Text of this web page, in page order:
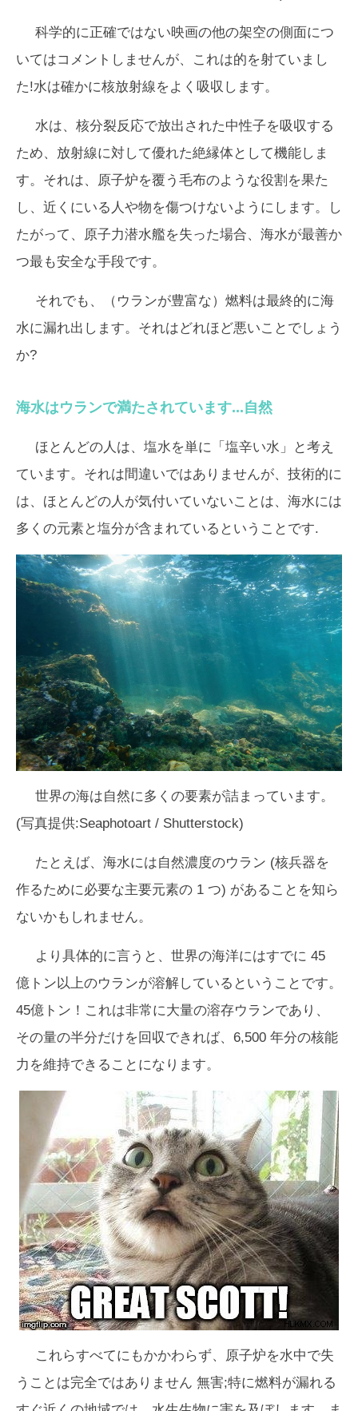
科学的に正確ではない映画の他の架空の側面につ
いてはコメントしませんが、これは的を射ていまし
た!水は確かに核放射線をよく吸収します。
水は、核分裂反応で放出された中性子を吸収する
ため、放射線に対して優れた絶縁体として機能しま
す。それは、原子炉を覆う毛布のような役割を果た
し、近くにいる人や物を傷つけないようにします。し
たがって、原子力潜水艦を失った場合、海水が最善か
つ最も安全な手段です。
それでも、（ウランが豊富な）燃料は最終的に海
水に漏れ出します。それはどれほど悪いことでしょう
か?
海水はウランで満たされています...自然
ほとんどの人は、塩水を単に「塩辛い水」と考え
ています。それは間違いではありませんが、技術的に
は、ほとんどの人が気付いていないことは、海水には
多くの元素と塩分が含まれているということです.
世界の海は自然に多くの要素が詰まっています。
(写真提供:Seaphotoart / Shutterstock)
たとえば、海水には自然濃度のウラン (核兵器を
作るために必要な主要元素の 1 つ) があることを知ら
ないかもしれません。
より具体的に言うと、世界の海洋にはすでに 45
億トン以上のウランが溶解しているということです。
45億トン！これは非常に大量の溶存ウランであり、
その量の半分だけを回収できれば、6,500 年分の核能
力を維持できることになります。
これらすべてにもかかわらず、原子炉を水中で失
うことは完全ではありません 無害;特に燃料が漏れる